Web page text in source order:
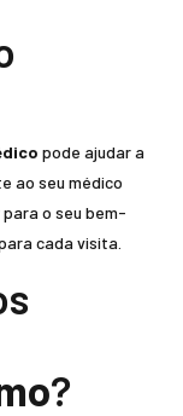
pode ajudar a
ao seu médico
o seu bem-
cada visita.
?